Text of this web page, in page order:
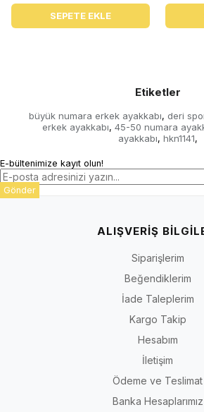
SEPETE EKLE
Etiketler
büyük numara erkek ayakkabı, deri
erkek ayakkabı, 45-50 numara
ayakkabı, hkn1141,
E-bültenimize kayıt olun!
Gönder
ALIŞVERİŞ
Siparişlerim
Beğendiklerim
İade Taleplerim
Kargo Takip
Hesabım
İletişim
Ödeme ve Teslimat
Banka Hesaplarımız